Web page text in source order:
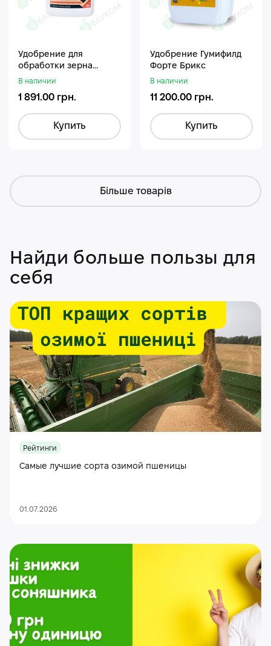
Удобрение для
обработки зерна
Стармакс Гумифос
В наличии
1 891.00 грн.
Купить
Удобрение Гумифилд
Форте Брикс
В наличии
11 200.00 грн.
Купить
Більше товарів
Найди больше пользы для
себя
Рейтинги
Самые лучшие сорта озимой пшеницы
01.07.2026